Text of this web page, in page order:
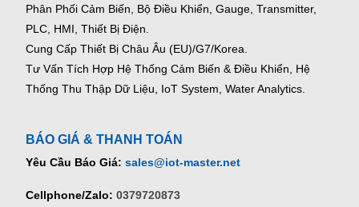
Phân Phối Cảm Biến, Bộ Điều Khiển, Gauge, Transmitter,
PLC, HMI, Thiết Bị Điện.
Cung Cấp Thiết Bị Châu Âu (EU)/G7/Korea.
Tư Vấn Tích Hợp Hệ Thống Cảm Biến & Điều Khiển, Hệ
Thống Thu Thập Dữ Liệu, IoT System, Water Analytics.
BÁO GIÁ & THANH TOÁN
Yêu Cầu Báo Giá: sales@iot-master.net
Cellphone/Zalo: 0379720873